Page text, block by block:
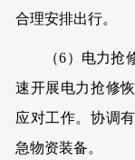
合理安排出行。
（6）电力
速开展电力抢修
应对工作。协调
急物资装备。